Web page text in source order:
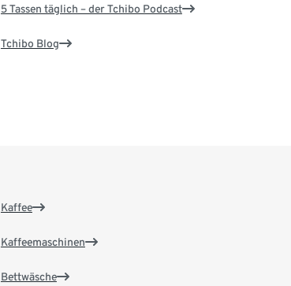
5 Tassen täglich – der Tchibo Podcast
Tchibo Blog
Kaffee
Kaffeemaschinen
Bettwäsche